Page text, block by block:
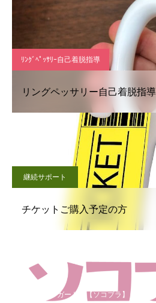
ﾘﾝｸﾞﾍﾟｯｻﾘｰ自己着脱指導
リングペッサリー自己着脱指導
継続サポート
チケットご購入予定の方
骨盤底ケアガードル【ソコブラ】